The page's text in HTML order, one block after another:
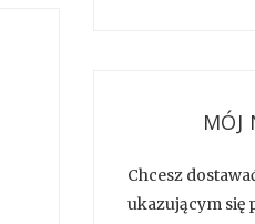
MÓJ
Chcesz
ukazującym się